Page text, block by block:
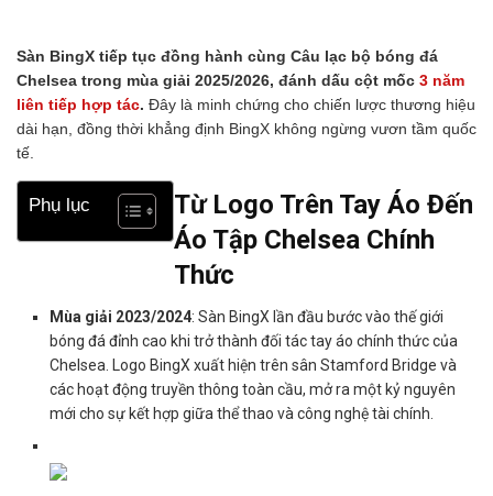
Sàn BingX tiếp tục đồng hành cùng Câu lạc bộ bóng đá
Chelsea trong mùa giải 2025/2026, đánh dấu cột mốc 3 năm
liên tiếp hợp tác. Đây là minh chứng cho chiến lược thương hiệu
dài hạn, đồng thời khẳng định BingX không ngừng vươn tầm quốc
tế.
Phụ lục
Từ Logo Trên Tay Áo Đến
Áo Tập Chelsea Chính
Thức
Mùa giải 2023/2024: Sàn BingX lần đầu bước vào thế giới
bóng đá đỉnh cao khi trở thành đối tác tay áo chính thức của
Chelsea. Logo BingX xuất hiện trên sân Stamford Bridge và
các hoạt động truyền thông toàn cầu, mở ra một kỷ nguyên
mới cho sự kết hợp giữa thể thao và công nghệ tài chính.